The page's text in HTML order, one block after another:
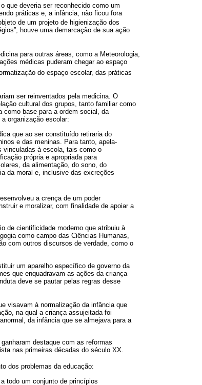
que deveria ser reconhecido como um
práticas e, a infância, não ficou fora
de um projeto de higienização dos
houve uma demarcação de sua ação
para outras áreas, como a Meteorologia,
médicas puderam chegar ao espaço
do espaço escolar, das práticas
ser reinventados pela medicina. O
cultural dos grupos, tanto familiar como
como base para a ordem social, da
organização escolar:
que ao ser constituído retiraria do
e das meninas. Para tanto, apela-
vinculadas à escola, tais como o
própria e apropriada para
da alimentação, do sono, do
da moral e, inclusive das excreções
a crença de um poder
e moralizar, com finalidade de apoiar a
de cientificidade moderno que atribuiu à
como campo das Ciências Humanas,
com outros discursos de verdade, como o
um aparelho específico de governo da
que enquadravam as ações da criança
deve se pautar pelas regras desse
visavam à normalização da infância que
na qual a criança assujeitada foi
da infância que se almejava para a
destaque com as reformas
nas primeiras décadas do século XX.
dos problemas da educação:
todo um conjunto de princípios